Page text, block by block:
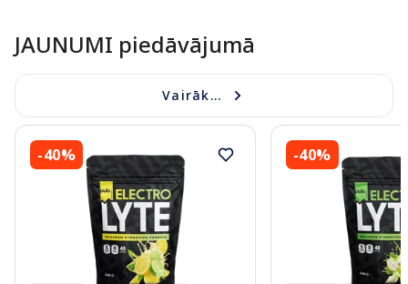
JAUNUMI piedāvājumā
Vairāk...
-40% -40%